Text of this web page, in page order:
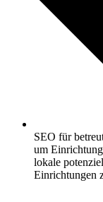
SEO für
um
lokale
Einrichtungen